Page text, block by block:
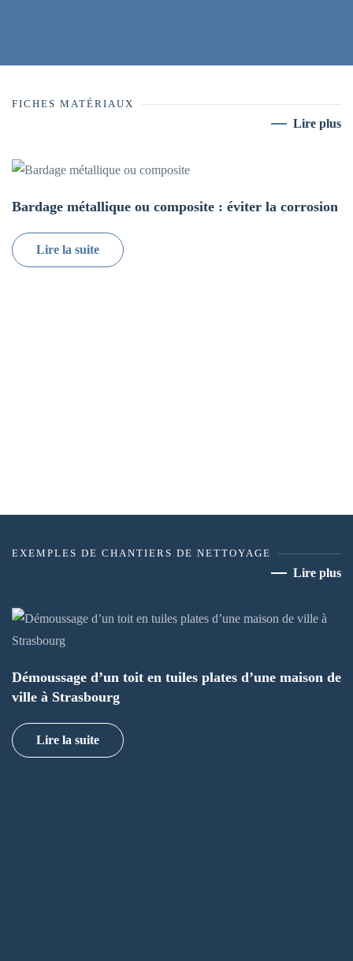
FICHES MATÉRIAUX
Lire plus
Bardage métallique ou composite : éviter la corrosion
Lire la suite
EXEMPLES DE CHANTIERS DE NETTOYAGE
Lire plus
Démoussage d’un toit en tuiles plates d’une maison de
ville à Strasbourg
Lire la suite